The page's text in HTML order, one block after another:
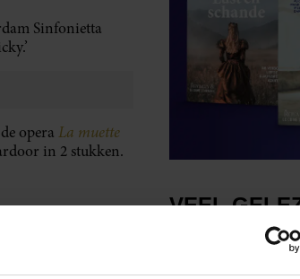
Sinfonietta
opera La muette
in 2 stukken.